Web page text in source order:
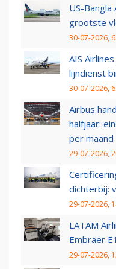
US-Bangla
grootste
30-07-2026,
AIS
lijndienst
30-07-2026,
Airbus
halfjaar:
per maand
29-07-2026,
dichterbij:
29-07-2026,
LATAM
Embraer
29-07-2026,